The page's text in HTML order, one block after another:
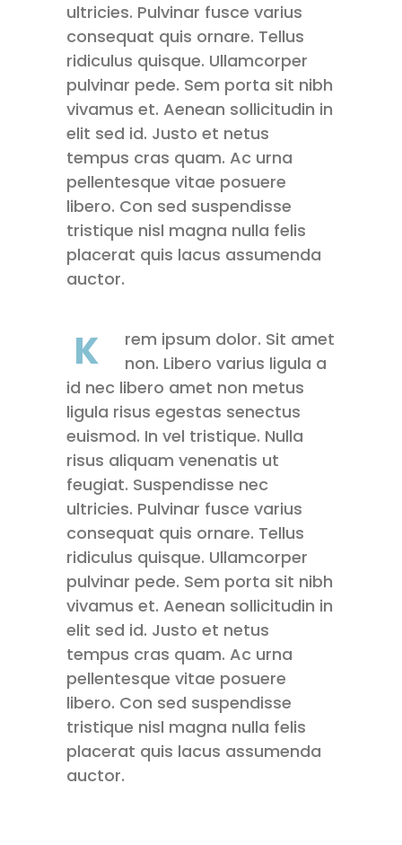
ultricies. Pulvinar fusce varius
consequat quis ornare. Tellus
ridiculus quisque. Ullamcorper
pulvinar pede. Sem porta sit nibh
vivamus et. Aenean sollicitudin in
elit sed id. Justo et netus
tempus cras quam. Ac urna
pellentesque vitae posuere
libero. Con sed suspendisse
tristique nisl magna nulla felis
placerat quis lacus assumenda
auctor.
K
rem ipsum dolor. Sit amet
non. Libero varius ligula a
id nec libero amet non metus
ligula risus egestas senectus
euismod. In vel tristique. Nulla
risus aliquam venenatis ut
feugiat. Suspendisse nec
ultricies. Pulvinar fusce varius
consequat quis ornare. Tellus
ridiculus quisque. Ullamcorper
pulvinar pede. Sem porta sit nibh
vivamus et. Aenean sollicitudin in
elit sed id. Justo et netus
tempus cras quam. Ac urna
pellentesque vitae posuere
libero. Con sed suspendisse
tristique nisl magna nulla felis
placerat quis lacus assumenda
auctor.